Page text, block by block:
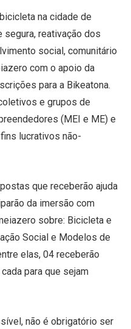
na cidade de
segura, reativação dos
social, comunitário
com o apoio da
para a Bikeatona.
e grupos de
(MEI e ME) e
lucrativos não-
que receberão ajuda
da imersão com
sobre: Bicicleta e
Social e Modelos de
elas, 04 receberão
para que sejam
não é obrigatório ser